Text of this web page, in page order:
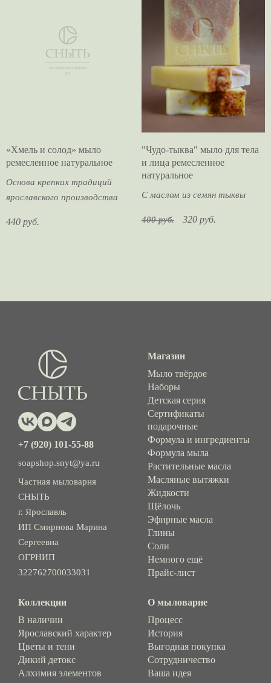
«Хмель и солод» мыло
ремесленное натуральное
Основа крепких традиций
ярославского производства
440 руб.
"Чудо-тыква" мыло для тела
и лица ремесленное
натуральное
С маслом из семян тыквы
400 руб. 320 руб.
+7 (920) 101-55-88
soapshop.snyt@ya.ru
Частная мыловарня
СНЫТЬ
г. Ярославль
ИП Смирнова Марина
Сергеевна
ОГРНИП
322762700033031
Магазин
Мыло твёрдое
Наборы
Детская серия
Сертификаты
подарочные
Формула и ингредиенты
Формула мыла
Растительные масла
Масляные вытяжки
Жидкости
Щёлочь
Эфирные масла
Глины
Соли
Немного ещё
Прайс-лист
Коллекции
В наличии
Ярославский характер
Цветы и тени
Дикий детокс
Алхимия элементов
О мыловарне
Процесс
История
Выгодная покупка
Сотрудничество
Ваша идея